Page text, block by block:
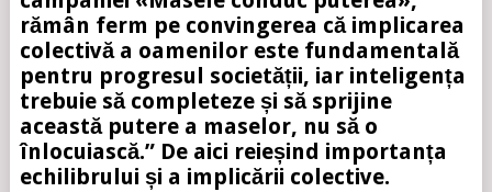
rămân ferm pe convingerea că implicarea
colectivă a oamenilor este fundamentală
pentru progresul societății, iar inteligența
trebuie să completeze și să sprijine
această putere a maselor, nu să o
înlocuiască.” De aici reieșind importanța
echilibrului și a implicării colective.